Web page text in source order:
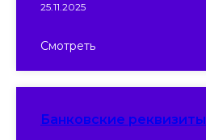
25.11.2025
Смотреть
Банковские реквизиты